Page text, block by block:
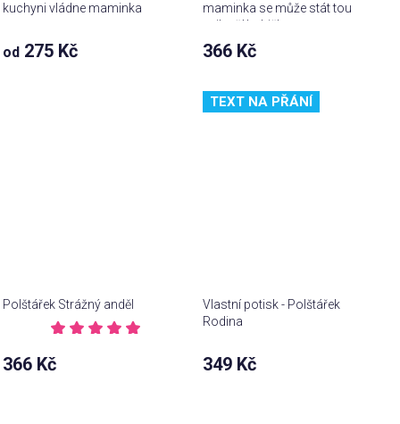
kuchyni vládne maminka
Průměrné
hodnocení
od 275 Kč
maminka se může stát tou
nejlepší babičkou
Průměrné
produktu
je
366 Kč
Polštářek Strážný anděl
hodnocení
produktu
366 Kč
TEXT NA PŘÁNÍ
Vlastní potisk - Polštářek
Rodina
349 Kč